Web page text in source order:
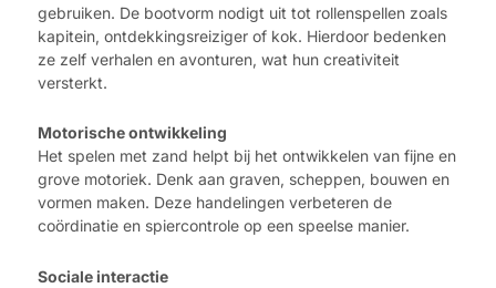
gebruiken. De bootvorm nodigt uit tot rollenspellen zoals
kapitein, ontdekkingsreiziger of kok. Hierdoor bedenken
ze zelf verhalen en avonturen, wat hun creativiteit
versterkt.
Motorische ontwikkeling
Het spelen met zand helpt bij het ontwikkelen van fijne en
grove motoriek. Denk aan graven, scheppen, bouwen en
vormen maken. Deze handelingen verbeteren de
coördinatie en spiercontrole op een speelse manier.
Sociale interactie